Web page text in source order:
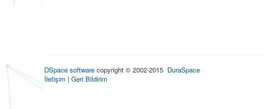
DSpace software copyright © 2002-2015 DuraSpace
İletişim | Geri Bildirim